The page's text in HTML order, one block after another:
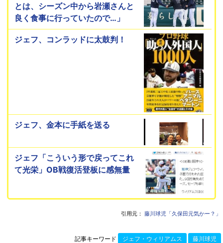
とは、シーズン中から岩瀬さんと
良く食事に行っていたので…」
ジェフ、コンラッドに太鼓判！
ジェフ、金本に手紙を送る
ジェフ「こういう形で戻ってこれ
て光栄」OB戦復活登板に感無量
引用元： 藤川球児「久保田元気かー？」
記事キーワード ジェフ・ウィリアムス 藤川球児